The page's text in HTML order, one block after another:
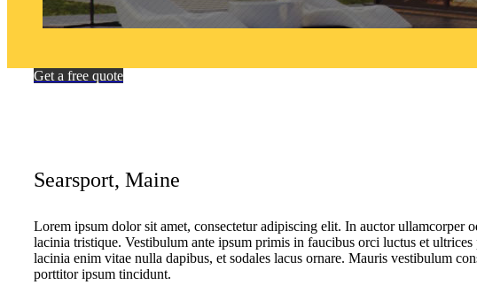
Do You Have
Get a free quote
Searsport, Maine
Lorem ipsum dolor sit amet, consectetur adipiscing elit. In auctor ullamcorper
lacinia tristique. Vestibulum ante ipsum primis in faucibus orci luctus et
lacinia enim vitae nulla dapibus, et sodales lacus ornare. Mauris vestibulum
porttitor ipsum tincidunt.